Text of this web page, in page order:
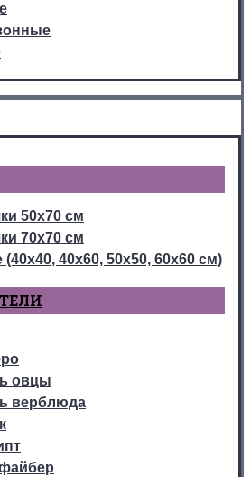
50х70 см
70х70 см
(40х40, 40х60, 50х50, 60х60 см)
овцы
верблюда